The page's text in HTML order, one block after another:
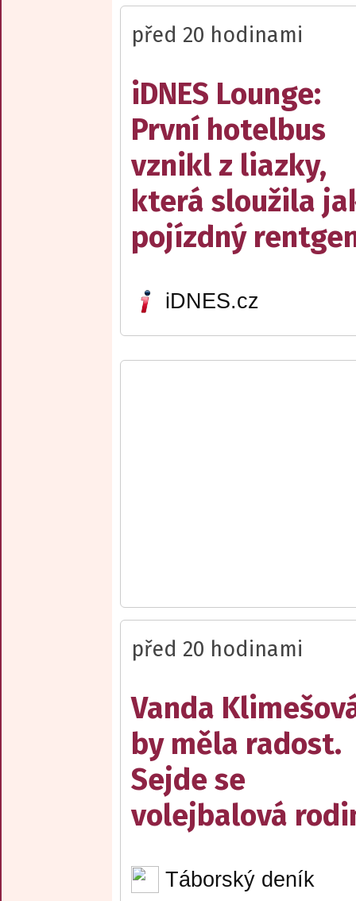
před 20 hodinami
iDNES Lounge:
První hotelbus
vznikl z liazky,
která sloužila
pojízdný
iDNES.cz
před 20 hodinami
Vanda
by měla radost.
Sejde se
volejbalová
Táborský deník